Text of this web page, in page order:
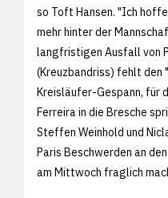
so Toft Hansen. "Ich
mehr hinter der
langfristigen Ausfall von
(Kreuzbandriss) fehlt
Kreisläufer-Gespann, für
Ferreira in die Bresche
Steffen Weinhold und
Paris Beschwerden an
am Mittwoch fraglich